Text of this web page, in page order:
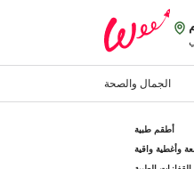
الجمال والصحة
أطقم طبية
وأغطية واقية